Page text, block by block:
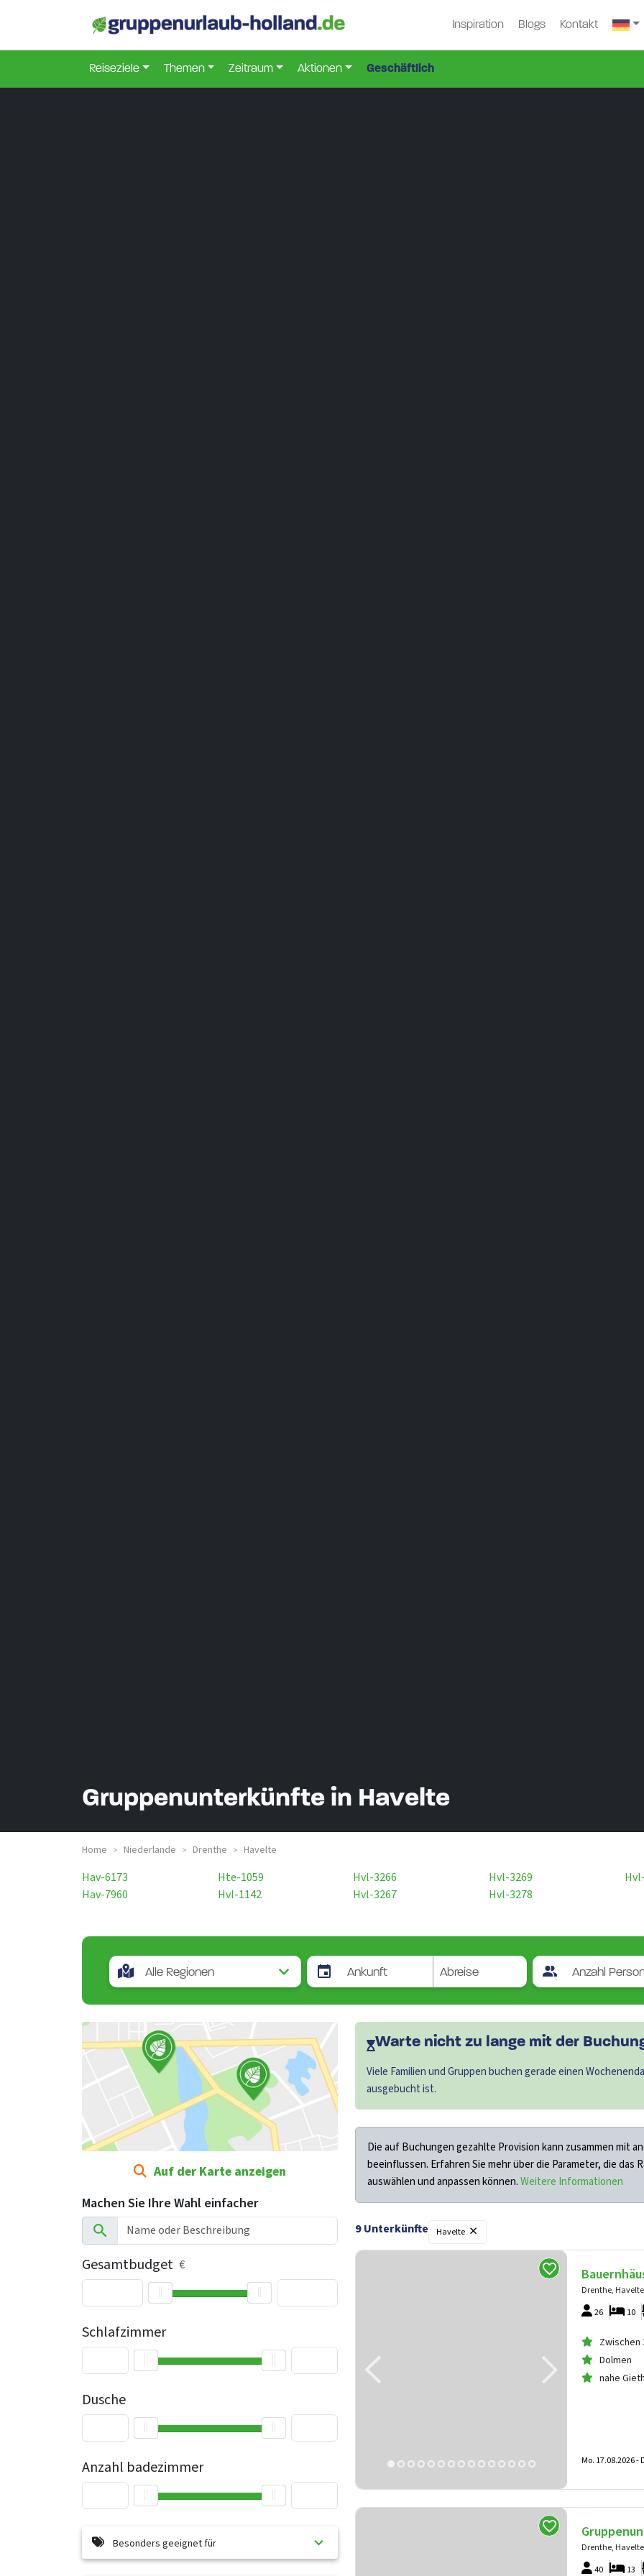
Inspiration Blogs Kontakt
Reiseziele Themen Zeitraum Aktionen Geschäftlich
Gruppenunterkünfte in Havelte
Home > Niederlande > Drenthe > Havelte
Hav-6173
Hav-7960
Hte-1059
Hvl-1142
Hvl-3266
Hvl-3267
Hvl-3269
Hvl-3278
Auf der Karte anzeigen
Machen Sie Ihre Wahl einfacher
Gesamtbudget €
Anzahl badezimmer
Dusche
Schlafzimmer
Besonders geeignet für
Warte nicht zu lange mit der
Viele Familien und Gruppen buchen gerade einen
ausgebucht ist.
Die auf Buchungen gezahlte Provision kann zusammen mit
beeinflussen. Erfahren Sie mehr über die Parameter, die das
auswählen und anpassen können.Weitere Informationen
9Unterkünfte Havelte ×
Drenthe, Havelte
26
10
Zwischen
Dolmen
nahe
Mo. 17.08.2026 -
Drenthe, Havelte
40
13